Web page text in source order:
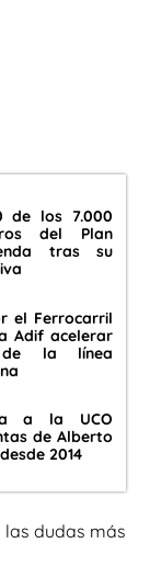
de los 7.000
del Plan
tras su
el Ferrocarril
Adif acelerar
la línea
a la UCO
de Alberto
2014
las dudas más